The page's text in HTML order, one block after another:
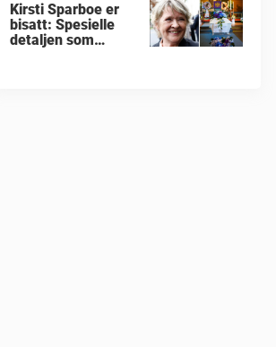
Kirsti Sparboe er
bisatt: Spesielle
detaljen som